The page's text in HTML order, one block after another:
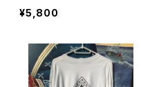
SAロングスリーブTシャ
ツ M
¥5,800